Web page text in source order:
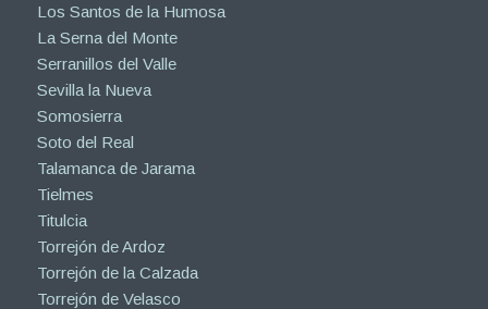
Los Santos de la Humosa
La Serna del Monte
Serranillos del Valle
Sevilla la Nueva
Somosierra
Soto del Real
Talamanca de Jarama
Tielmes
Titulcia
Torrejón de Ardoz
Torrejón de la Calzada
Torrejón de Velasco